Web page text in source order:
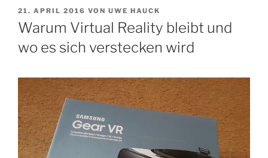
VERÖFFENTLICHT
AM
21. APRIL 2016 VON UWE HAUCK
Warum Virtual Reality bleibt und
wo es sich verstecken wird